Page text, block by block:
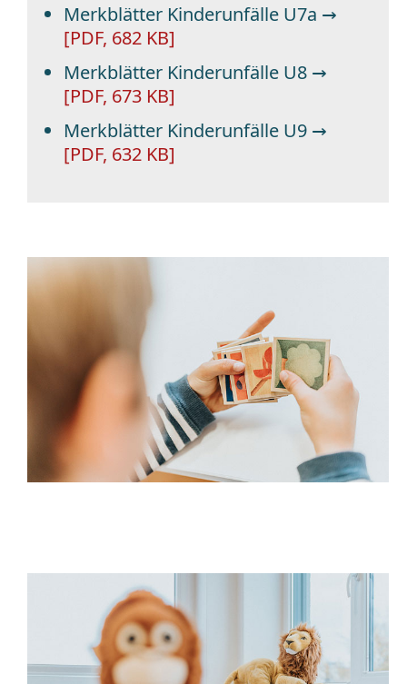
Merkblätter Kinderunfälle U7a →
[PDF, 682 KB]
Merkblätter Kinderunfälle U8 →
[PDF, 673 KB]
Merkblätter Kinderunfälle U9 →
[PDF, 632 KB]